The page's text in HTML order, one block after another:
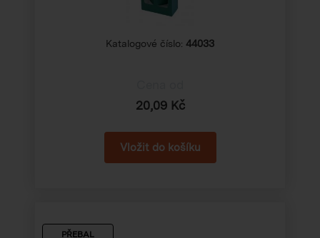
Katalogové číslo: 44033
20,09 Kč
PŘEBAL